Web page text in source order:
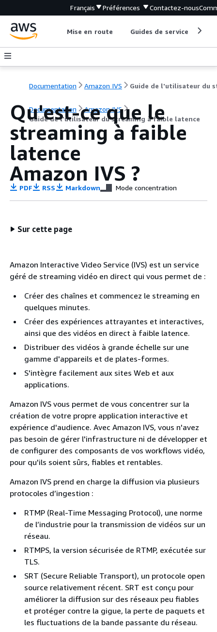
Français Préférences Contactez-nous
Mise en route Guides de service
Documentation Amazon IVS
Documentation
Amazon IVS
Guide de l'utilisateur du streaming à faible latence
Qu'est-ce que le
streaming à faible
latence
Amazon IVS ?
PDF RSS Markdown Mode concentration
Sur cette page
Amazon Interactive Video Service (IVS) est un service
géré de streaming vidéo en direct qui vous permet de :
Créer des chaînes et commencez le streaming en
quelques minutes.
Créer des expériences attrayantes et interactives,
ainsi que des vidéos en direct à faible latence.
Distribuer des vidéos à grande échelle sur une
gamme d'appareils et de plates-formes.
S'intègre facilement aux sites Web et aux
applications.
Amazon IVS vous permet de vous concentrer sur la
création de votre propre application interactive et
expérience d'audience. Avec Amazon IVS, vous n'avez
pas besoin de gérer l'infrastructure ni de développer et
de configurer des composants de vos workflows vidéo,
pour qu'ils soient sûrs, fiables et rentables.
Amazon IVS prend en charge la diffusion via plusieurs
protocoles d’ingestion :
RTMP (Real-Time Messaging Protocol), une norme
de l’industrie pour la transmission de vidéos sur un
réseau.
RTMPS, la version sécurisée de RTMP, exécutée sur
TLS.
SRT (Secure Reliable Transport), un protocole open
source relativement récent. SRT est conçu pour
améliorer la diffusion sur des réseaux peu fiables
et protéger contre la gigue, la perte de paquets et
les fluctuations de la bande passante du réseau.